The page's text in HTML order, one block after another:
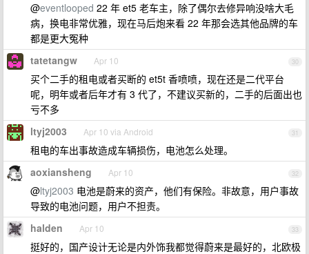
@eventlooped 22 年 et5 老车主，除了偶尔去修异响没啥大毛
病，换电非常优雅，现在马后炮来看 22 年那会选其他品牌的车
都是更大冤种
30
tatetangw Apr 10
买个二手的租电或者买断的 et5t 香喷喷，现在还是二代平台
呢，明年或者后年才有 3 代了，不建议买新的，二手的后面出也
亏不多
31
ltyj2003 Apr 10 via Android
租电的车出事故造成车辆损伤，电池怎么处理。
32
aoxiansheng Apr 10
@ltyj2003 电池是蔚来的资产，他们有保险。非故意，用户事故
导致的电池问题，用户不担责。
33
halden Apr 10
挺好的，国产设计无论是内外饰我都觉得蔚来是最好的，北欧极